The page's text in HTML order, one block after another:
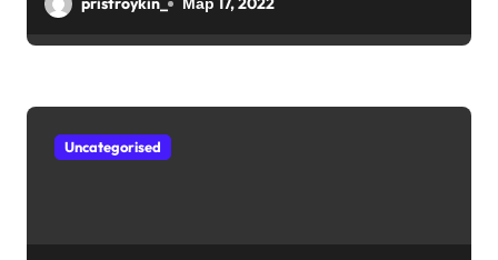
с
я
Uncategorised